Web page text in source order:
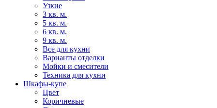
Узкие
3 кв. м.
5 кв. м.
6 кв. м.
9 кв. м.
Все для кухни
Варианты отделки
Мойки и смесители
Техника для кухни
Шкафы-купе
Цвет
Коричневые